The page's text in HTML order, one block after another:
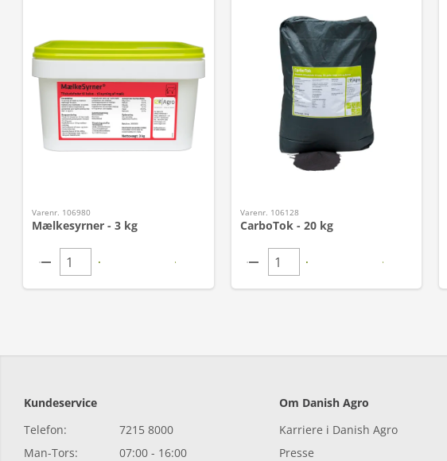
Varenr. 106980
Mælkesyrner - 3 kg
Varenr. 106128
CarboTok - 20 kg
Kundeservice
Telefon:
7215 8000
Man-Tors:
07:00 - 16:00
Om Danish Agro
Karriere i Danish Agro
Presse